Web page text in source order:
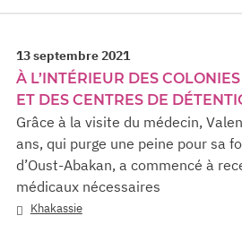
13 septembre 2021
À L’INTÉRIEUR DES
ET DES CENTRES DE
Grâce à la visite du médecin,
ans, qui purge une peine pour sa
d’Oust-Abakan, a commencé à
médicaux nécessaires
Khakassie